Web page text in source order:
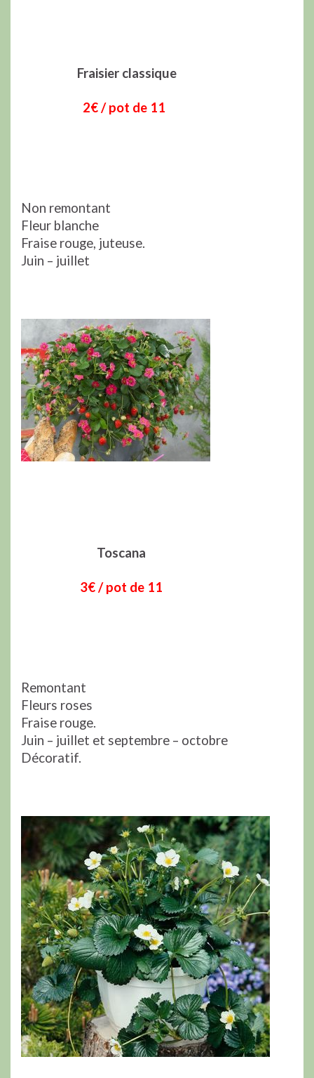
Fraisier classique
2€ / pot de 11
Non remontant
Fleur blanche
Fraise rouge, juteuse.
Juin – juillet
Toscana
3€ / pot de 11
Remontant
Fleurs roses
Fraise rouge.
Juin – juillet et septembre – octobre
Décoratif.